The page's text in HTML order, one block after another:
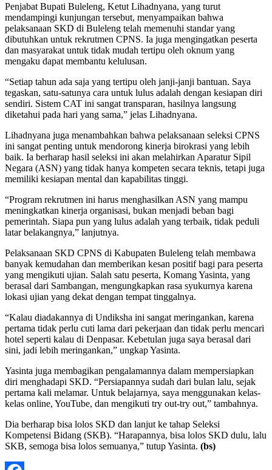
Penjabat Bupati Buleleng, Ketut Lihadnyana, yang turut
mendampingi kunjungan tersebut, menyampaikan bahwa
pelaksanaan SKD di Buleleng telah memenuhi standar yang
dibutuhkan untuk rekrutmen CPNS. Ia juga mengingatkan peserta
dan masyarakat untuk tidak mudah tertipu oleh oknum yang
mengaku dapat membantu kelulusan.
“Setiap tahun ada saja yang tertipu oleh janji-janji bantuan. Saya
tegaskan, satu-satunya cara untuk lulus adalah dengan kesiapan diri
sendiri. Sistem CAT ini sangat transparan, hasilnya langsung
diketahui pada hari yang sama,” jelas Lihadnyana.
Lihadnyana juga menambahkan bahwa pelaksanaan seleksi CPNS
ini sangat penting untuk mendorong kinerja birokrasi yang lebih
baik. Ia berharap hasil seleksi ini akan melahirkan Aparatur Sipil
Negara (ASN) yang tidak hanya kompeten secara teknis, tetapi juga
memiliki kesiapan mental dan kapabilitas tinggi.
“Program rekrutmen ini harus menghasilkan ASN yang mampu
meningkatkan kinerja organisasi, bukan menjadi beban bagi
pemerintah. Siapa pun yang lulus adalah yang terbaik, tidak peduli
latar belakangnya,” lanjutnya.
Pelaksanaan SKD CPNS di Kabupaten Buleleng telah membawa
banyak kemudahan dan memberikan kesan positif bagi para peserta
yang mengikuti ujian. Salah satu peserta, Komang Yasinta, yang
berasal dari Sambangan, mengungkapkan rasa syukurnya karena
lokasi ujian yang dekat dengan tempat tinggalnya.
“Kalau diadakannya di Undiksha ini sangat meringankan, karena
pertama tidak perlu cuti lama dari pekerjaan dan tidak perlu mencari
hotel seperti kalau di Denpasar. Kebetulan juga saya berasal dari
sini, jadi lebih meringankan,” ungkap Yasinta.
Yasinta juga membagikan pengalamannya dalam mempersiapkan
diri menghadapi SKD. “Persiapannya sudah dari bulan lalu, sejak
pertama kali melamar. Untuk belajarnya, saya menggunakan kelas-
kelas online, YouTube, dan mengikuti try out-try out,” tambahnya.
Dia berharap bisa lolos SKD dan lanjut ke tahap Seleksi
Kompetensi Bidang (SKB). “Harapannya, bisa lolos SKD dulu, lalu
SKB, semoga bisa lolos semuanya,” tutup Yasinta. (bs)